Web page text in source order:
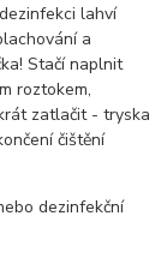
lahví
a
Stačí naplnit
roztokem,
zatlačit - tryska
čištění
dezinfekční